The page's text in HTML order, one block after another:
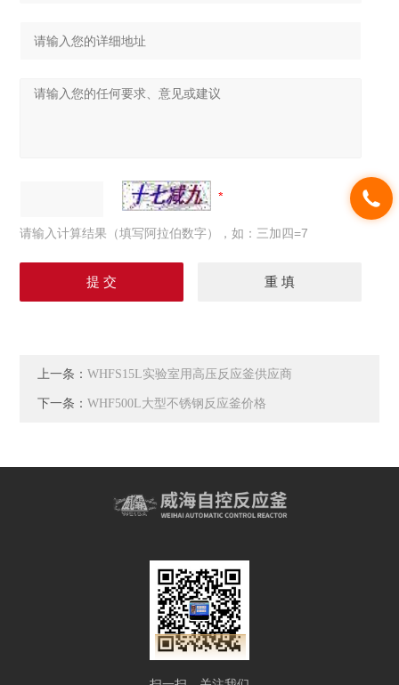
请输入计算结果（填写阿拉伯数字），如：三加四=7
上一条：WHFS15L实验室用高压反应釜供应商
下一条：WHF500L大型不锈钢反应釜价格